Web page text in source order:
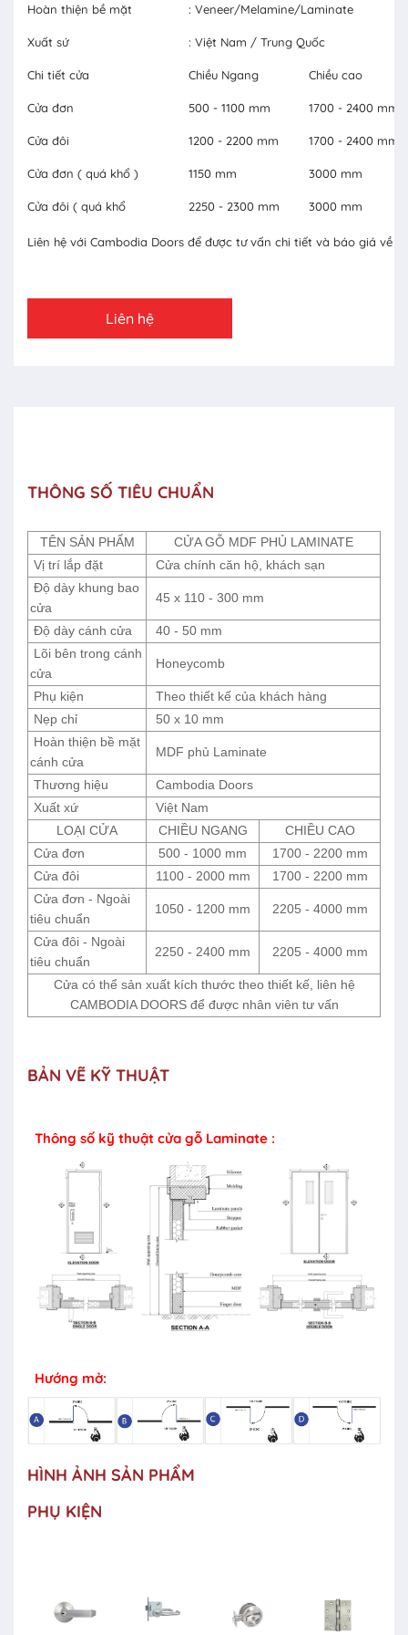
Hoàn thiện bề mặt : Veneer/Melamine/Laminate
Xuất sứ : Việt Nam / Trung Quốc
Chi tiết cửa Chiều Ngang Chiều cao
Cửa đơn 500 - 1100 mm 1700 - 2400 mm
Cửa đôi 1200 - 2200 mm 1700 - 2400 mm
Cửa đơn ( quá khổ ) 1150 mm 3000 mm
Cửa đôi ( quá khổ 2250 - 2300 mm 3000 mm
Liên hệ với Cambodia Doors để được tư vấn chi tiết và báo giá về
Liên hệ
THÔNG SỐ TIÊU CHUẨN
TÊN SẢN PHẨM
CỬA GỖ MDF PHỦ LAMINATE
Vị trí lắp đặt
Cửa chính căn hộ, khách sạn
Độ dày khung bao
cửa
45 x 110 - 300 mm
Độ dày cánh cửa
40 - 50 mm
Lõi bên trong cánh
cửa
Honeycomb
Phụ kiện
Theo thiết kế của khách hàng
Nẹp chỉ
50 x 10 mm
Hoàn thiện bề mặt
cánh cửa
MDF phủ Laminate
Thương hiệu
Cambodia Doors
Xuất xứ
Việt Nam
LOẠI CỬA
CHIỀU NGANG
CHIỀU CAO
Cửa đơn
500 - 1000 mm
1700 - 2200 mm
Cửa đôi
1100 - 2000 mm
1700 - 2200 mm
Cửa đơn - Ngoài
tiêu chuẩn
1050 - 1200 mm 2205 - 4000 mm
Cửa đôi - Ngoài
tiêu chuẩn
2250 - 2400 mm 2205 - 4000 mm
Cửa có thể sản xuất kích thước theo thiết kế, liên hệ
CAMBODIA DOORS để được nhân viên tư vấn
BẢN VẼ KỸ THUẬT
Thông số kỹ thuật cửa gỗ Laminate :
Hướng mở:
HÌNH ẢNH SẢN PHẨM
PHỤ KIỆN